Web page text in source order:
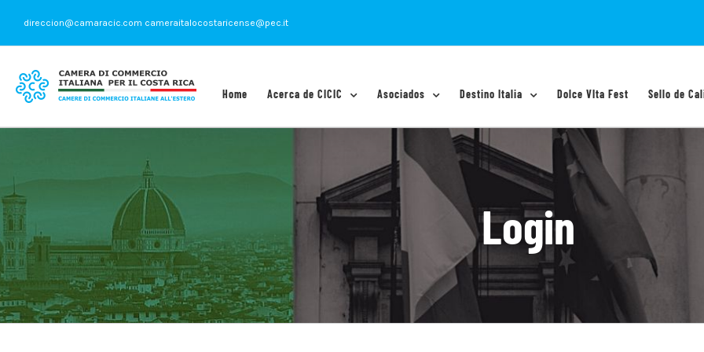
contenido
direccion@camaracic.com cameraitalocostaricense@pec.it
Home Acerca de CICIC Asociados Destino Italia Dolce VIta Fest Sello de
Login